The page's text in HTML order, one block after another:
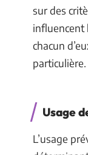
sur des
influencent
chacun
particulière.
Usage
L’usage